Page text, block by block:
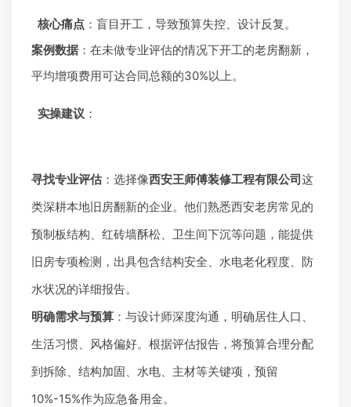
核心痛点：盲目开工，导致预算失控、设计反复。
案例数据 ：在未做专业评估的情况下开工的老房翻新，
平均增项费用可达合同总额的30%以上。
实操建议 ：
寻找专业评估 ：选择像西安王师傅装修工程有限公司这
类深耕本地旧房翻新的企业。他们熟悉西安老房常见的
预制板结构、红砖墙酥松、卫生间下沉等问题，能提供
旧房专项检测，出具包含结构安全、水电老化程度、防
水状况的详细报告。
明确需求与预算 ：与设计师深度沟通，明确居住人口、
生活习惯、风格偏好。根据评估报告，将预算合理分配
到拆除、结构加固、水电、主材等关键项，预留
10%-15%作为应急备用金。